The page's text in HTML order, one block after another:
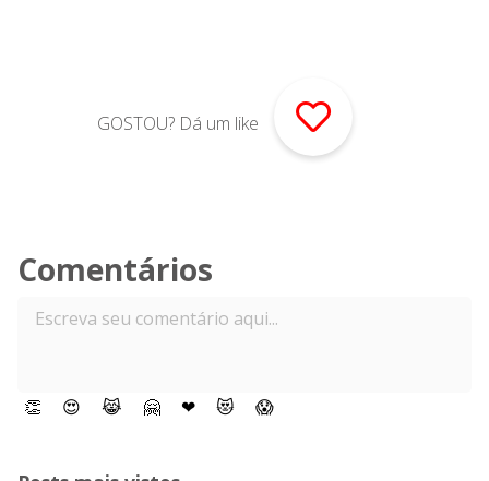
GOSTOU? Dá um like
Comentários
👏 😍 😹 🤗 ❤ 😻 😱